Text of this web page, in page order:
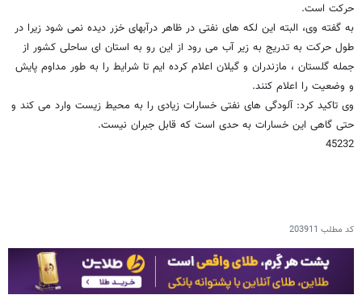
حرکت است.
به گفته وی، البته این لکه های نفتی در ظاهر درآبهای خزر دیده نمی شود زیرا در
طول حرکت به تدریج به زیر آب می رود از این رو به استان ای ساحلی کشور از
جمله گلستان ، مازندران و گیلان اعلام کرده ایم تا شرایط را به طور مداوم پایش
و وضعیت را اعلام کنند.
وی تاکید کرد: آلودگی های نفتی خسارات زیادی را به محیط زیست وارد می کند و
حتی گاهی این خسارات به حدی است که قابل جبران نیست.
45232
کد مطلب 203911